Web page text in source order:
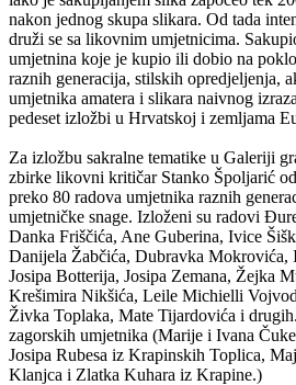
nakon jednog skupa slikara. Od tada
druži se sa likovnim umjetnicima.
umjetnina koje je kupio ili dobio na
raznih generacija, stilskih opredjeljenja,
umjetnika amatera i slikara naivnog
pedeset izložbi u Hrvatskoj i zemljama
Za izložbu sakralne tematike u Galeriji
zbirke likovni kritičar Stanko Špoljarić
preko 80 radova umjetnika raznih
umjetničke snage. Izloženi su radovi
Danka Friščića, Ane Guberina, Ivice
Danijela Žabčića, Dubravka Mokrovića,
Josipa Botterija, Josipa Zemana, Žejka
Krešimira Nikšića, Leile Michielli
Živka Toplaka, Mate Tijardovića i
zagorskih umjetnika (Marije i Ivana
Josipa Rubesa iz Krapinskih Toplica,
Klanjca i Zlatka Kuhara iz Krapine.)